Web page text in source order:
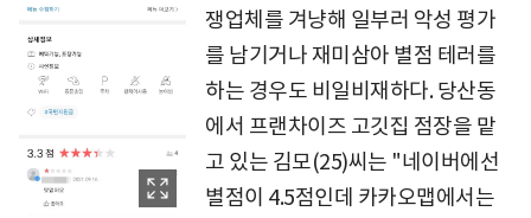
쟁업체를 겨냥해 일부러 악성 평가
를 남기거나 재미삼아 별점 테러를
하는 경우도 비일비재하다. 당산동
에서 프랜차이즈 고깃집 점장을 맡
고 있는 김모(25)씨는 "네이버에선
별점이 4.5점인데 카카오맵에서는